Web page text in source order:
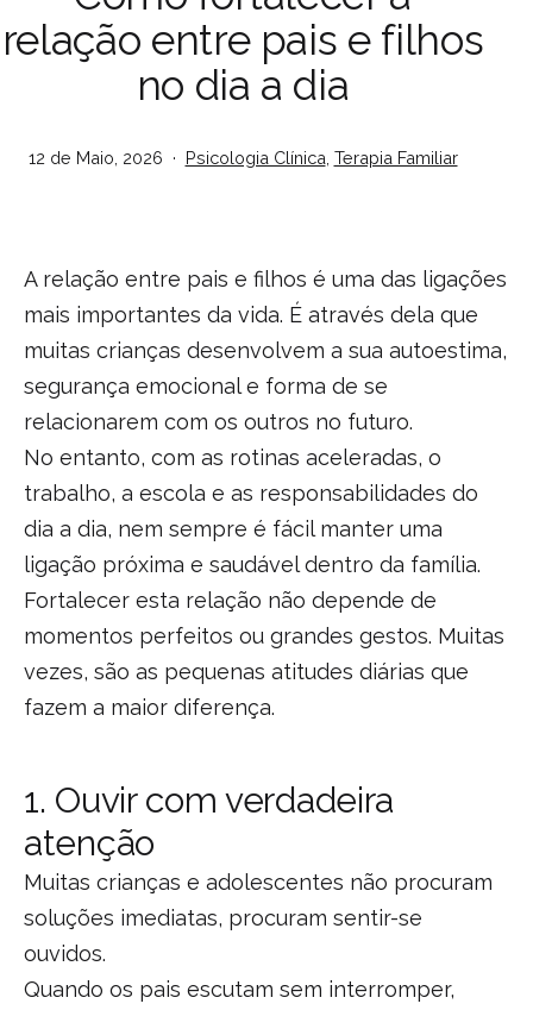
relação entre pais e filhos
no dia a dia
Publicado
12 de Maio, 2026
Categorizado
Psicologia Clínica Terapia Familiar
A relação entre pais e filhos é uma das ligações
mais importantes da vida. É através dela que
muitas crianças desenvolvem a sua autoestima,
segurança emocional e forma de se
relacionarem com os outros no futuro.
No entanto, com as rotinas aceleradas, o
trabalho, a escola e as responsabilidades do
dia a dia, nem sempre é fácil manter uma
ligação próxima e saudável dentro da família.
Fortalecer esta relação não depende de
momentos perfeitos ou grandes gestos. Muitas
vezes, são as pequenas atitudes diárias que
fazem a maior diferença.
1. Ouvir com verdadeira
atenção
Muitas crianças e adolescentes não procuram
soluções imediatas, procuram sentir-se
ouvidos.
Quando os pais escutam sem interromper,